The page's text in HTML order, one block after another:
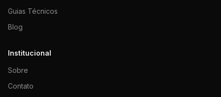
Guias Técnicos
Blog
Institucional
Sobre
Contato